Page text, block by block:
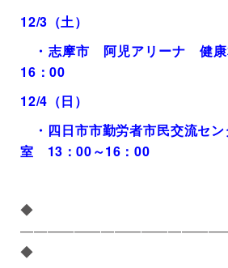
12/3 （土）
・志摩市 阿児アリーナ 健
16 ：00
12/4 （日）
・四日市市勤労者市民交流セ
室 13 ：00～16 ：00
◆
◆